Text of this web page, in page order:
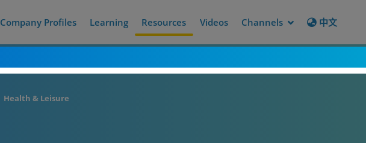
Company Profiles Learning Resources Videos Channels 中文
Health & Leisure